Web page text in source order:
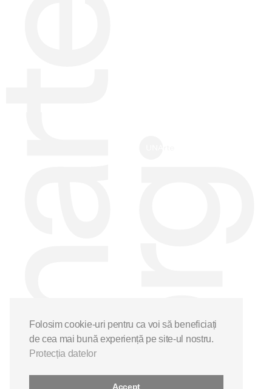
Folosim cookie-uri pentru ca voi să beneficiați
de cea mai bună experiență pe site-ul nostru.
Protecția datelor
Accept